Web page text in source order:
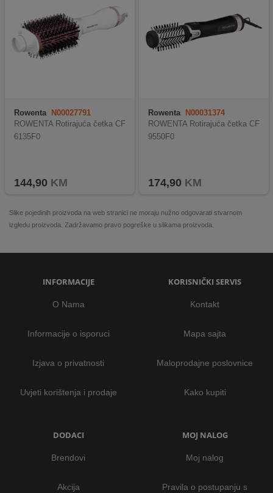
Rowenta
N00027791
ROWENTA Rotirajuća četka CF
6135F0
144,90 KM
Rowenta
N00031374
ROWENTA Rotirajuća četka CF
9550F0
174,90 KM
Slike pojedinih proizvoda na web stranici ne moraju nužno odgovarati stvarnom
izgledu proizvoda. Zadržavamo pravo pogreške u slikama proizvoda.
INFORMACIJE
O Nama
Informacije o isporuci
Izjava o privatnosti
Uvjeti korištenja i prodaje
KORISNIČKI SERVIS
Kontakt
Mapa sajta
Maloprodajne poslovnice
Kako kupiti
DODACI
Brendovi
Akcija
MOJ NALOG
Moj nalog
Pravila o postupanju s